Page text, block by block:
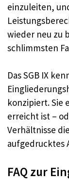
einzuleiten,
wieder neu zu
schlimmsten
Das SGB IX
konzipiert. Sie
erreicht ist –
Verhältnisse
aufgedrucktes
FAQ zur